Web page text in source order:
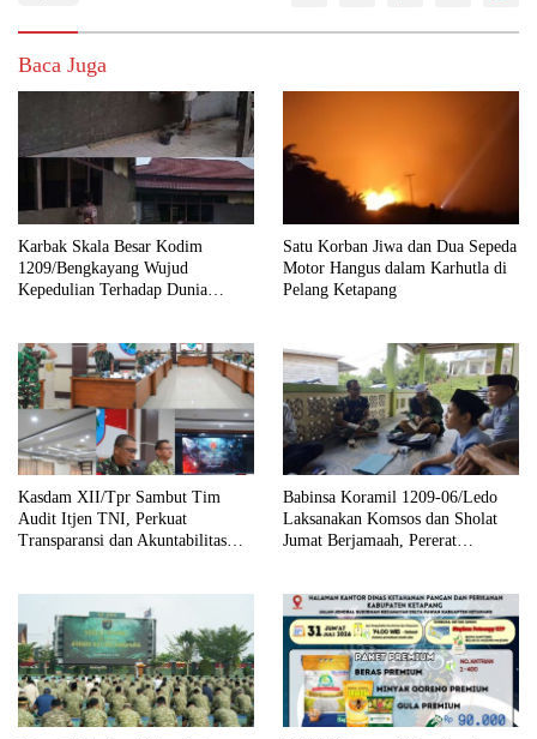
Baca Juga
Karbak Skala Besar Kodim
1209/Bengkayang Wujud
Kepedulian Terhadap Dunia
Satu Korban Jiwa dan Dua Sepeda
Motor Hangus dalam Karhutla di
Pelang Ketapang
Kasdam XII/Tpr Sambut Tim
Audit Itjen TNI, Perkuat
Transparansi dan Akuntabilitas
Babinsa Koramil 1209-06/Ledo
Laksanakan Komsos dan Sholat
Jumat Berjamaah, Pererat